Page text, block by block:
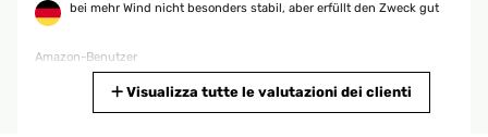
bei mehr Wind nicht besonders stabil, aber erfüllt den Zweck gut
Amazon-Benutzer
Visualizza tutte le valutazioni dei clienti